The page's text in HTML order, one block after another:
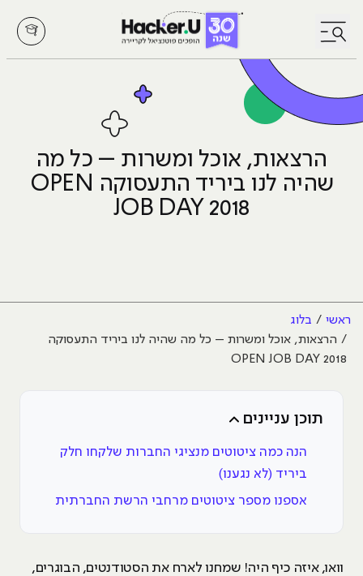
לחץ לפתיחת/סגירת תפריט
הרצאות, אוכל ומשרות – כל מה
שהיה לנו ביריד התעסוקה OPEN
JOB DAY 2018
ראשי
בלוג
הרצאות, אוכל ומשרות – כל מה שהיה לנו ביריד התעסוקה
OPEN JOB DAY 2018
תוכן עניינים
הנה כמה ציטוטים מנציגי החברות שלקחו חלק
ביריד (לא נגענו)
אספנו מספר ציטוטים מרחבי הרשת החברתית
וואו, איזה כיף היה! שמחנו לארח את הסטודנטים, הבוגרים,